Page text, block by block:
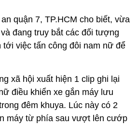
quận 7, TP.HCM cho biết, vừa
đang truy bắt các đối tượng
tới việc tấn công đôi nam nữ để
xã hội xuất hiện 1 clip ghi lại
điều khiển xe gắn máy lưu
đêm khuya. Lúc này có 2
máy từ phía sau vượt lên cướp